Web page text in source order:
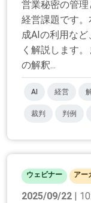
営業秘密の管
経営課題です
成AIの利用な
く解説します
の解釈...
AI 経営
裁判 判例
ウェビナー アー
2025/09/22 |